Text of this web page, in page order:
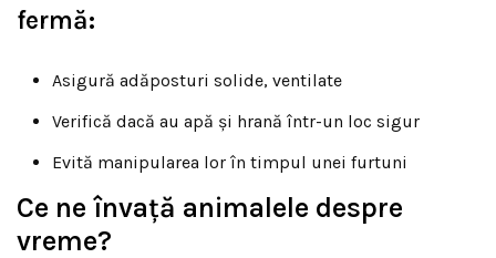
fermă:
Asigură adăposturi solide, ventilate
Verifică dacă au apă și hrană într-un loc sigur
Evită manipularea lor în timpul unei furtuni
Ce ne învață animalele despre
vreme?